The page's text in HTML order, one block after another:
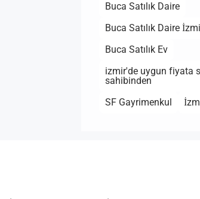
Buca Satılık Daire
Buca Satılık Daire
Buca Satılık Ev
izmir'de uygun fiyata
sahibinden
SF Gayrimenkul